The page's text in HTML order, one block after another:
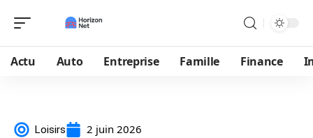
Actu Auto Entreprise Famille Finance
Loisirs 2 juin 2026